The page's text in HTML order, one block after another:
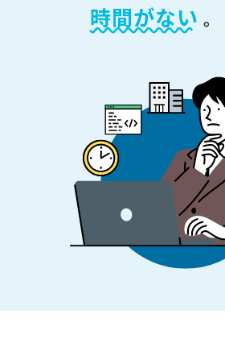
時間がない 。